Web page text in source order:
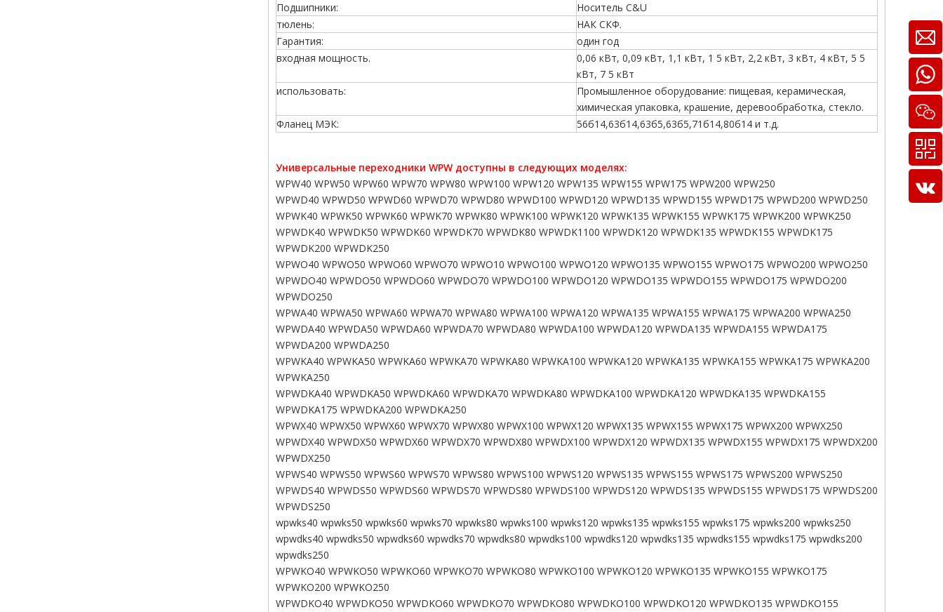
Подшипники:
Носитель C&U
тюлень:
НАК СКФ.
Гарантия:
один год
входная мощность.
0,06 кВт, 0,09 кВт, 1,1 кВт, 1 5 кВт, 2,2 кВт, 3 кВт, 4 кВт, 5 5
кВт, 7 5 кВт
использовать:
Промышленное оборудование: пищевая, керамическая,
химическая упаковка, крашение, деревообработка, стекло.
Фланец МЭК:
56б14,63б14,63б5,63б5,71б14,80б14 и т.д.
Универсальные переходники WPW доступны в следующих моделях:
WPW40 WPW50 WPW60 WPW70 WPW80 WPW100 WPW120 WPW135 WPW155 WPW175 WPW200 WPW250
WPWD40 WPWD50 WPWD60 WPWD70 WPWD80 WPWD100 WPWD120 WPWD135 WPWD155 WPWD175 WPWD200 WPWD250
WPWK40 WPWK50 WPWK60 WPWK70 WPWK80 WPWK100 WPWK120 WPWK135 WPWK155 WPWK175 WPWK200 WPWK250
WPWDK40 WPWDK50 WPWDK60 WPWDK70 WPWDK80 WPWDK1100 WPWDK120 WPWDK135 WPWDK155 WPWDK175
WPWDK200 WPWDK250
WPWO40 WPWO50 WPWO60 WPWO70 WPWO10 WPWO100 WPWO120 WPWO135 WPWO155 WPWO175 WPWO200 WPWO250
WPWDO40 WPWDO50 WPWDO60 WPWDO70 WPWDO100 WPWDO120 WPWDO135 WPWDO155 WPWDO175 WPWDO200
WPWDO250
WPWA40 WPWA50 WPWA60 WPWA70 WPWA80 WPWA100 WPWA120 WPWA135 WPWA155 WPWA175 WPWA200 WPWA250
WPWDA40 WPWDA50 WPWDA60 WPWDA70 WPWDA80 WPWDA100 WPWDA120 WPWDA135 WPWDA155 WPWDA175
WPWDA200 WPWDA250
WPWKA40 WPWKA50 WPWKA60 WPWKA70 WPWKA80 WPWKA100 WPWKA120 WPWKA135 WPWKA155 WPWKA175 WPWKA200
WPWKA250
WPWDKA40 WPWDKA50 WPWDKA60 WPWDKA70 WPWDKA80 WPWDKA100 WPWDKA120 WPWDKA135 WPWDKA155
WPWDKA175 WPWDKA200 WPWDKA250
WPWX40 WPWX50 WPWX60 WPWX70 WPWX80 WPWX100 WPWX120 WPWX135 WPWX155 WPWX175 WPWX200 WPWX250
WPWDX40 WPWDX50 WPWDX60 WPWDX70 WPWDX80 WPWDX100 WPWDX120 WPWDX135 WPWDX155 WPWDX175 WPWDX200
WPWDX250
WPWS40 WPWS50 WPWS60 WPWS70 WPWS80 WPWS100 WPWS120 WPWS135 WPWS155 WPWS175 WPWS200 WPWS250
WPWDS40 WPWDS50 WPWDS60 WPWDS70 WPWDS80 WPWDS100 WPWDS120 WPWDS135 WPWDS155 WPWDS175 WPWDS200
WPWDS250
wpwks40 wpwks50 wpwks60 wpwks70 wpwks80 wpwks100 wpwks120 wpwks135 wpwks155 wpwks175 wpwks200 wpwks250
wpwdks40 wpwdks50 wpwdks60 wpwdks70 wpwdks80 wpwdks100 wpwdks120 wpwdks135 wpwdks155 wpwdks175 wpwdks200
wpwdks250
WPWKO40 WPWKO50 WPWKO60 WPWKO70 WPWKO80 WPWKO100 WPWKO120 WPWKO135 WPWKO155 WPWKO175
WPWKO200 WPWKO250
WPWDKO40 WPWDKO50 WPWDKO60 WPWDKO70 WPWDKO80 WPWDKO100 WPWDKO120 WPWDKO135 WPWDKO155